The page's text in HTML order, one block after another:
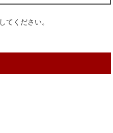
してください。